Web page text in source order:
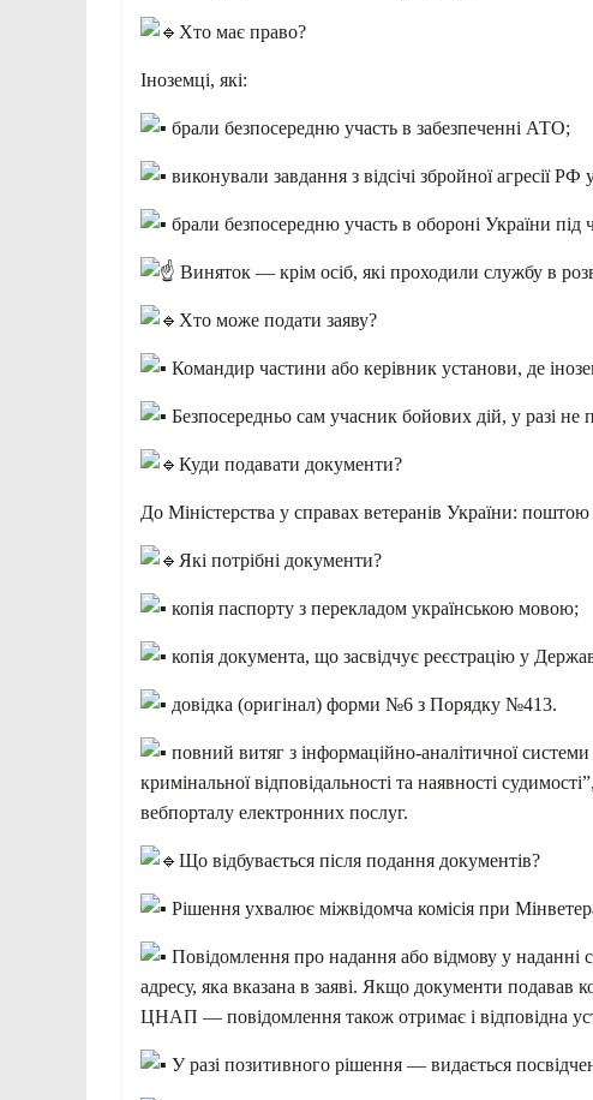
Хто має право?
Іноземці, які:
брали безпосередню участь в забезпеченні АТО;
виконували завдання з відсічі збройної агресії
брали безпосередню участь в обороні України
Виняток — крім осіб, які проходили службу в
Хто може подати заяву?
Командир частини або керівник установи, де
Безпосередньо сам учасник бойових дій, у разі
Куди подавати документи?
До Міністерства у справах ветеранів України:
Які потрібні документи?
копія паспорту з перекладом українською мовою;
копія документа, що засвідчує реєстрацію у
довідка (оригінал) форми №6 з Порядку №413.
повний витяг з інформаційно-аналітичної
кримінальної відповідальності та наявності
вебпорталу електронних послуг.
Що відбувається після подання документів?
Рішення ухвалює міжвідомча комісія при
Повідомлення про надання або відмову у наданні
адресу, яка вказана в заяві. Якщо документи подавав
ЦНАП — повідомлення також отримає і відповідна
У разі позитивного рішення — видається